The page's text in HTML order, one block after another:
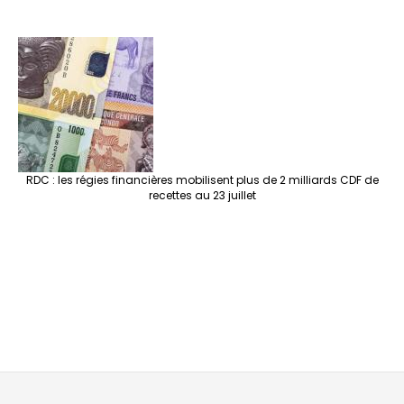
RDC : les régies financières mobilisent plus de 2 milliards CDF de
recettes au 23 juillet